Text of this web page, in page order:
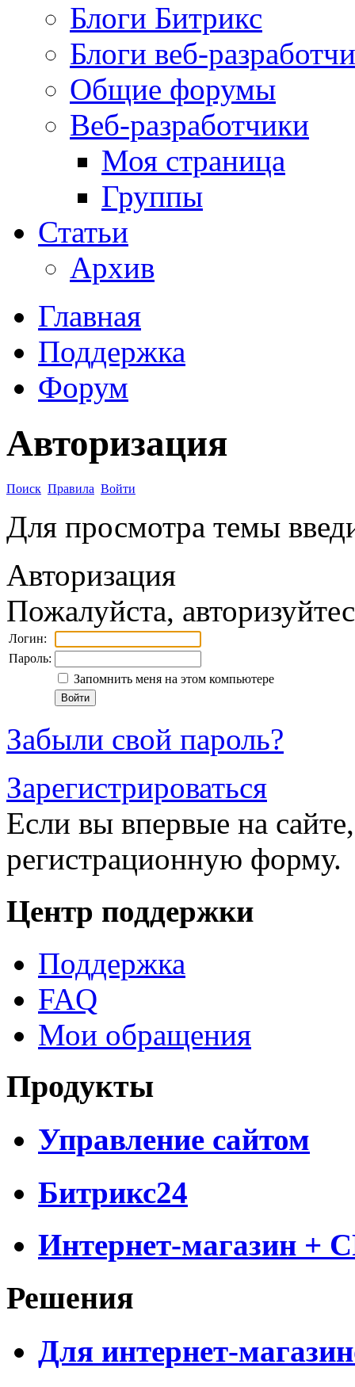
Блоги Битрикс
Блоги веб-
Общие форумы
Веб-разработчики
Моя страница
Группы
Статьи
Архив
Главная
Поддержка
Форум
Авторизация
Поиск Правила Войти
Для просмотра темы
Авторизация
Пожалуйста,
Логин:
Пароль:
Запомнить меня на этом компьютере
Забыли свой пароль?
Зарегистрироваться
Если вы впервые на
регистрационную форму.
Центр поддержки
Поддержка
FAQ
Мои обращения
Продукты
Управление сайтом
Битрикс24
Интернет-магазин +
Решения
Для интернет-